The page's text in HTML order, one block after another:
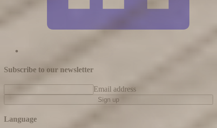
Subscribe to our newsletter
Email address
Sign up
Language